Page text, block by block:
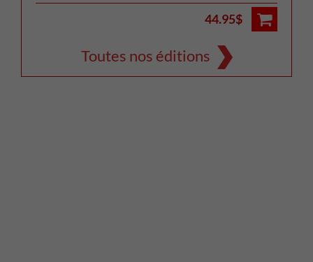
44.95$
Toutes nos éditions